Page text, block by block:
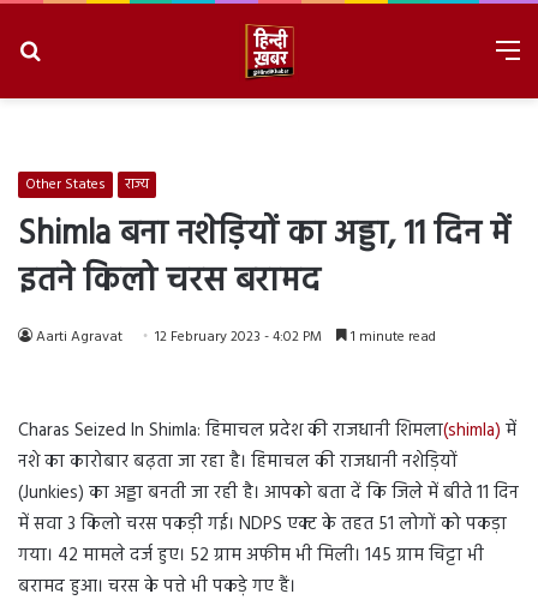
Other States राज्य
Shimla बना नशेड़ियों का अड्डा, 11 दिन में
इतने किलो चरस बरामद
Aarti Agravat 12 February 2023 - 4:02 PM 1 minute read
Charas Seized In Shimla: हिमाचल प्रदेश की राजधानी शिमला(shimla) में
नशे का कारोबार बढ़ता जा रहा है। हिमाचल की राजधानी नशेड़ियों
(Junkies) का अड्डा बनती जा रही है। आपको बता दें कि जिले में बीते 11 दिन
में सवा 3 किलो चरस पकड़ी गई। NDPS एक्ट के तहत 51 लोगों को पकड़ा
गया। 42 मामले दर्ज हुए। 52 ग्राम अफीम भी मिली। 145 ग्राम चिट्टा भी
बरामद हुआ। चरस के पत्ते भी पकड़े गए हैं।